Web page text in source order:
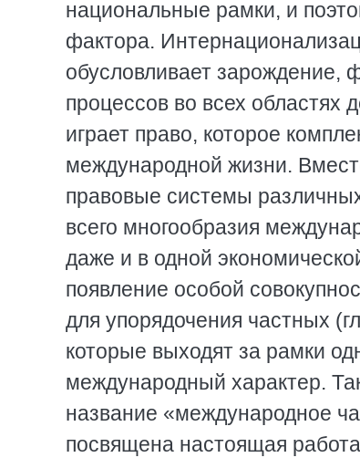
национальные рамки, и
фактора.
обусловливает зарождение,
процессов во всех областях
играет право, которое
международной жизни.
правовые системы
всего многообразия
даже и в одной
появление особой
для упорядочения частных
которые выходят за рамки
международный характер.
название «международное
посвящена настоящая